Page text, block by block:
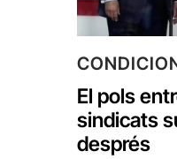
El pols
sindicats
després